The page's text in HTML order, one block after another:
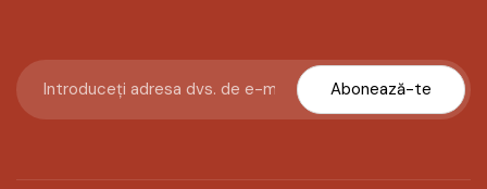
Abonează-te